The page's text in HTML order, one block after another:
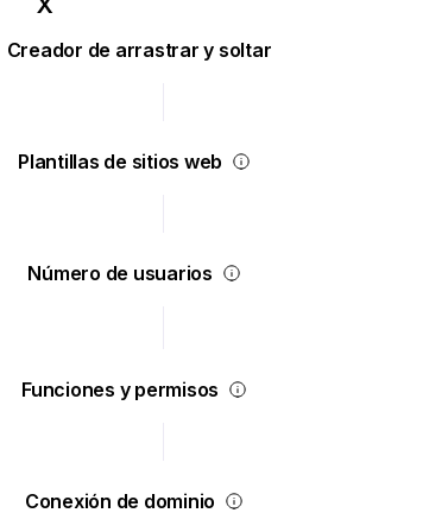
Creador de arrastrar y soltar
Plantillas de sitios web
Número de usuarios
Funciones y permisos
Conexión de dominio